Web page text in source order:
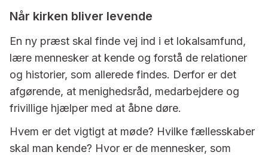
Når kirken bliver levende
En ny præst skal finde vej ind i et lokalsamfund,
lære mennesker at kende og forstå de relationer
og historier, som allerede findes. Derfor er det
afgørende, at menighedsråd, medarbejdere og
frivillige hjælper med at åbne døre.
Hvem er det vigtigt at møde? Hvilke fællesskaber
skal man kende? Hvor er de mennesker, som